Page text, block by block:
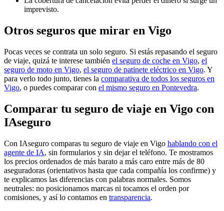
imprevisto.
Otros seguros que mirar en Vigo
Pocas veces se contrata un solo seguro. Si estás repasando el seguro
de viaje, quizá te interese también el seguro de coche en Vigo, el
seguro de moto en Vigo, el seguro de patinete eléctrico en Vigo. Y
para verlo todo junto, tienes la comparativa de todos los seguros en
Vigo, o puedes comparar con el mismo seguro en Pontevedra.
Comparar tu seguro de viaje en Vigo con
IAseguro
Con IAseguro comparas tu seguro de viaje en Vigo hablando con el
agente de IA, sin formularios y sin dejar el teléfono. Te mostramos
los precios ordenados de más barato a más caro entre más de 80
aseguradoras (orientativos hasta que cada compañía los confirme) y
te explicamos las diferencias con palabras normales. Somos
neutrales: no posicionamos marcas ni tocamos el orden por
comisiones, y así lo contamos en transparencia.